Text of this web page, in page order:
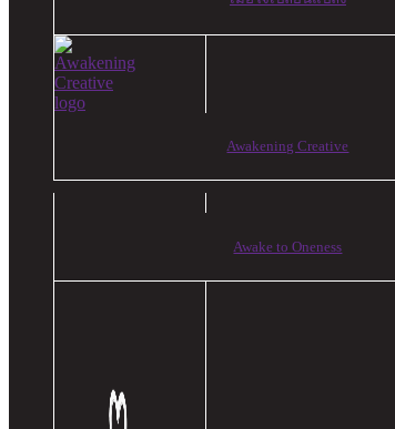
Awakening Creative
Awake to Oneness